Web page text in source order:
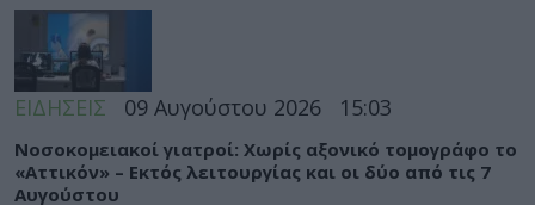
ΕΙΔΗΣΕΙΣ 09 Αυγούστου 2026 15:03
Νοσοκομειακοί γιατροί: Χωρίς αξονικό τομογράφο το
«Αττικόν» – Εκτός λειτουργίας και οι δύο από τις 7
Αυγούστου